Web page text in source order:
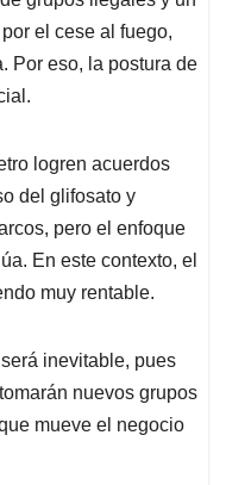
el cese al fuego,
Por eso, la postura de
logren acuerdos
del glifosato y
pero el enfoque
En este contexto, el
muy rentable.
inevitable, pues
nuevos grupos
mueve el negocio